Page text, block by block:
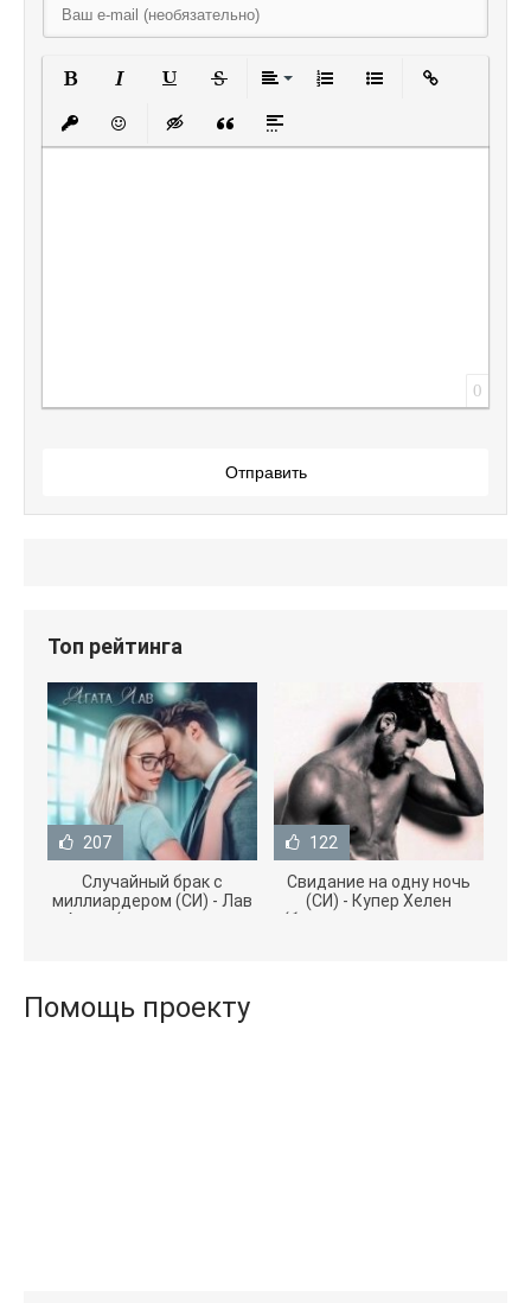
Вставить защищенную ссылку
Вставить смайлик
Вставка скрытого текста
Вставка цитаты
Вставка спойлера
0
Отправить
Топ рейтинга
207
Случайный брак с
миллиардером (СИ) - Лав
Агата (полная версия
122
Свидание на одну ночь
(СИ) - Купер Хелен
(бесплатные серии книг
Помощь проекту